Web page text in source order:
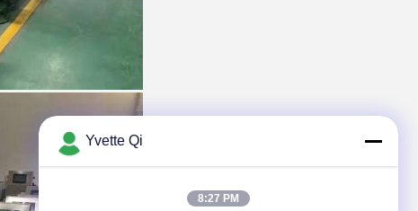
Yvette Qi
8:27 PM